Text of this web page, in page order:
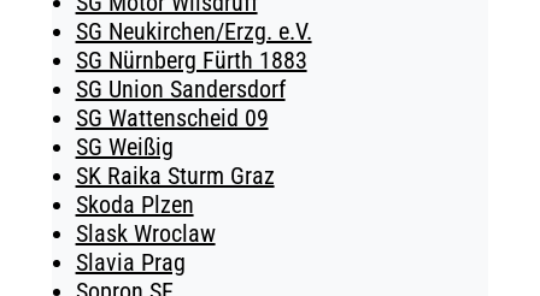
SG Neukirchen/Erzg. e.V.
SG Nürnberg Fürth 1883
SG Union Sandersdorf
SG Wattenscheid 09
SG Weißig
SK Raika Sturm Graz
Skoda Plzen
Slask Wroclaw
Slavia Prag